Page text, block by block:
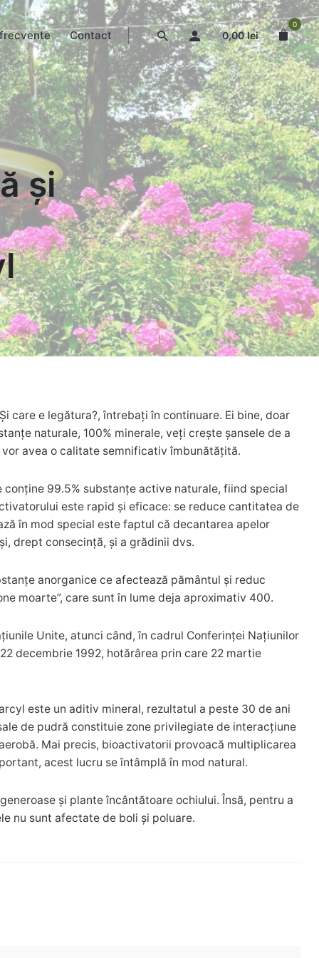
Contact 0,00lei
0
și
care e legătura?, întrebați în continuare. Ei bine, doar
naturale, 100% minerale, veți crește șansele de a
avea o calitate semnificativ îmbunătățită.
99.5% substanțe active naturale, fiind special
este rapid şi eficace: se reduce cantitatea de
în mod special este faptul că decantarea apelor
drept consecință, și a grădinii dvs.
anorganice ce afectează pământul şi reduc
moarte”, care sunt în lume deja aproximativ 400.
Unite, atunci când, în cadrul Conferinţei Naţiunilor
decembrie 1992, hotărârea prin care 22 martie
este un aditiv mineral, rezultatul a peste 30 de ani
de pudră constituie zone privilegiate de interacțiune
Mai precis, bioactivatorii provoacă multiplicarea
acest lucru se întâmplă în mod natural.
și plante încântătoare ochiului. Însă, pentru a
nu sunt afectate de boli și poluare.